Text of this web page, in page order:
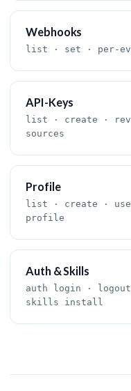
Webhooks
list · set · per-
API-Keys
list · create ·
sources
Profile
list · create ·
profile
Auth & Skills
auth login ·
skills install